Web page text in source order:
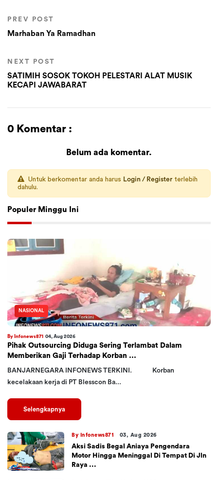
PREV POST
Marhaban Ya Ramadhan
NEXT POST
SATIMIH SOSOK TOKOH PELESTARI ALAT MUSIK
KECAPI JAWABARAT
0 Komentar :
Belum ada komentar.
Untuk berkomentar anda harus Login / Register terlebih
dahulu.
Populer Minggu Ini
NASIONAL
By Infonews871 04, Aug 2026
Pihak Outsourcing Diduga Sering Terlambat Dalam
Memberikan Gaji Terhadap Korban ...
BANJARNEGARA INFONEWS TERKINI. Korban
kecelakaan kerja di PT Blesscon Ba...
Selengkapnya
By Infonews871 03, Aug 2026
Aksi Sadis Begal Aniaya Pengendara
Motor Hingga Meninggal Di Tempat Di Jln
Raya ...